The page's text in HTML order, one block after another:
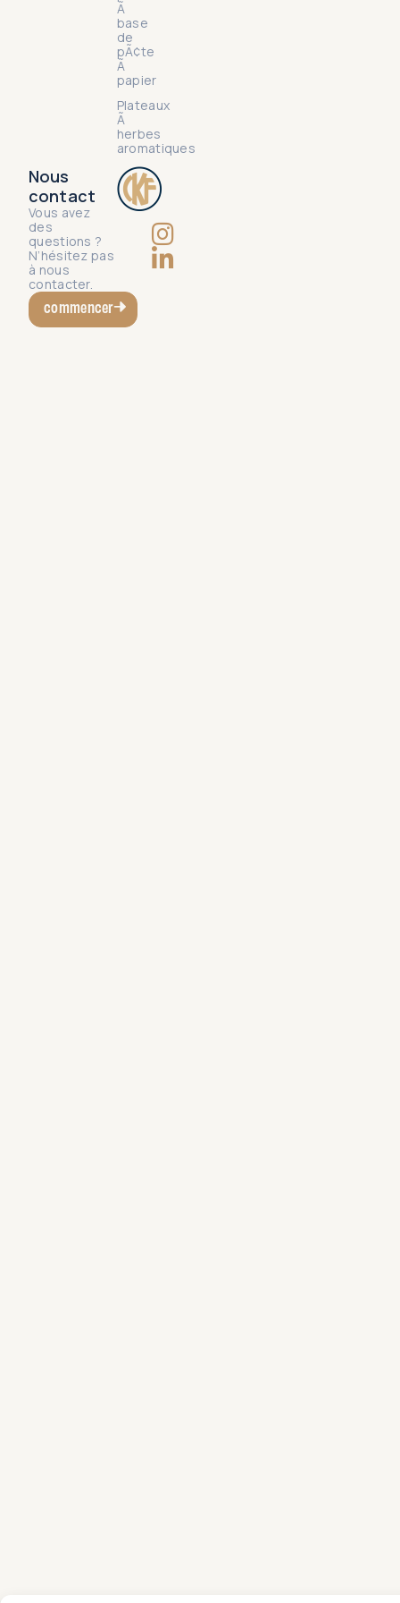
Ã
base
de
pÃ¢te
Ã
papier
Plateaux
Ã
herbes
aromatiques
Nous
contact
Vous avez
des
questions ?
N’hésitez pas
à nous
contacter.
commencer